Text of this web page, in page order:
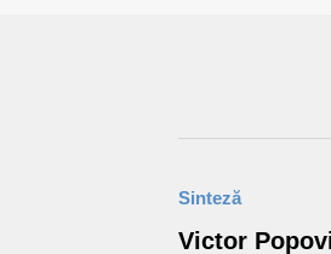
Sinteză
Victor